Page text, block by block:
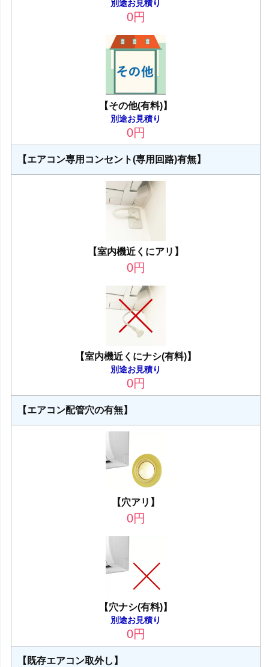
別途お見積り
0円
【その他(有料)】
別途お見積り
0円
【エアコン専用コンセント(専用回路)有無】
【室内機近くにアリ】
0円
【室内機近くにナシ(有料)】
別途お見積り
0円
【エアコン配管穴の有無】
【穴アリ】
0円
【穴ナシ(有料)】
別途お見積り
0円
【既存エアコン取外し】